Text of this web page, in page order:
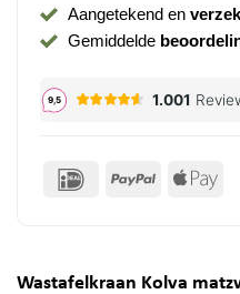
Aangetekend en
Gemiddelde
IDeal PayPal
Wastafelkraan Kolva